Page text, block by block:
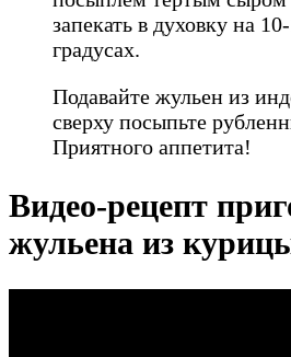
запекать в духовку на
градусах.
Подавайте жульен из
сверху посыпьте
Приятного аппетита!
Видео-рецепт
жульена из